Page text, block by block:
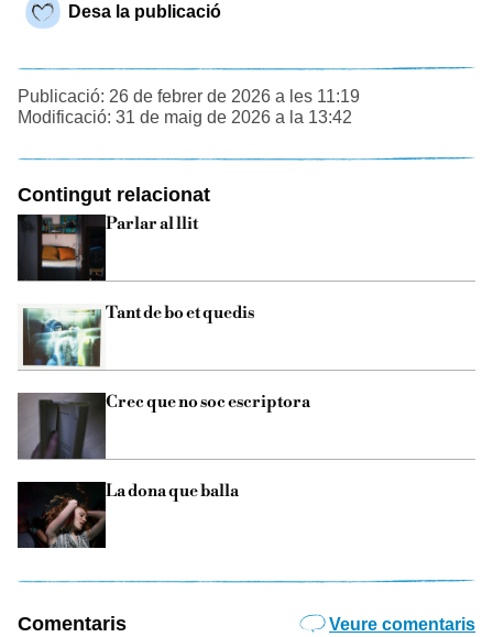
Desa la publicació
Publicació: 26 de febrer de 2026 a les 11:19
Modificació: 31 de maig de 2026 a la 13:42
Contingut relacionat
Parlar al llit
Tant de bo et quedis
Crec que no soc escriptora
La dona que balla
Comentaris Veure comentaris